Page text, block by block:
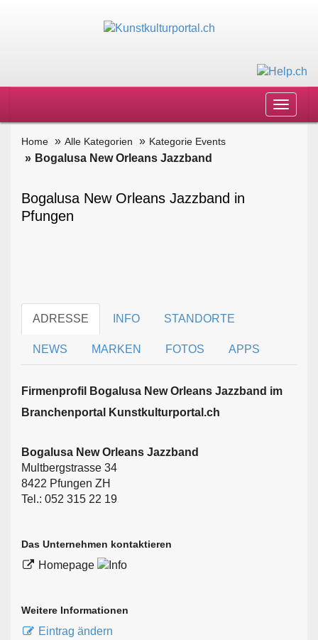
Toggle
Home Alle Kategorien Kategorie Events
Bogalusa New Orleans Jazzband
Bogalusa New Orleans Jazzband in
Pfungen
ADRESSE INFO STANDORTE
NEWS MARKEN FOTOS APPS
Firmen­profil Bogalusa New Orleans Jazzband im
Branchen­portal Kunstkulturportal.ch
Bogalusa New Orleans Jazzband
Multbergstrasse 34
8422 Pfungen ZH
Tel.: 052 315 22 19
Das Unternehmen kontaktieren
Homepage
Weitere Informationen
Eintrag ändern